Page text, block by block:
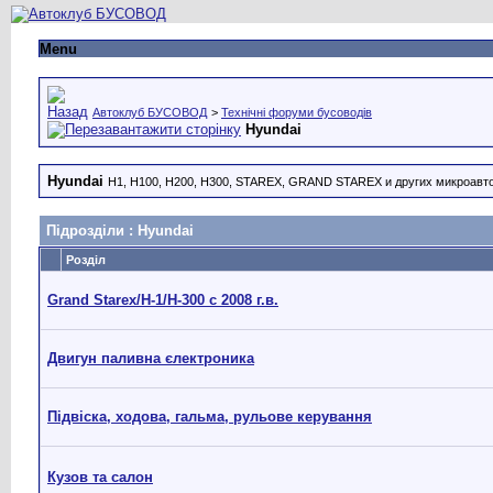
Menu
Автоклуб БУСОВОД > Технічні форуми бусоводів
Hyundai
Hyundai H1, H100, H200, H300, STAREX, GRAND STAREX и других
Підрозділи : Hyundai
Розділ
Grand Starex/H-1/H-300 с 2008 г.в.
Двигун паливна єлектроника
Підвіска, ходова, гальма, рульове керування
Кузов та салон